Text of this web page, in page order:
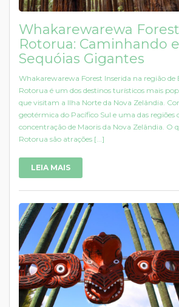
Whakarewarewa
Rotorua: Caminhando
Sequóias Gigantes
Whakarewarewa Forest Inserida na região de
Rotorua é um dos destinos turísticos mais
que visitam a Ilha Norte da Nova Zelândia.
geotérmica do Pacífico Sul e uma das regiões
concentração de Maoris da Nova Zelândia. O
Rotorua são atrações [...]
LEIA MAIS